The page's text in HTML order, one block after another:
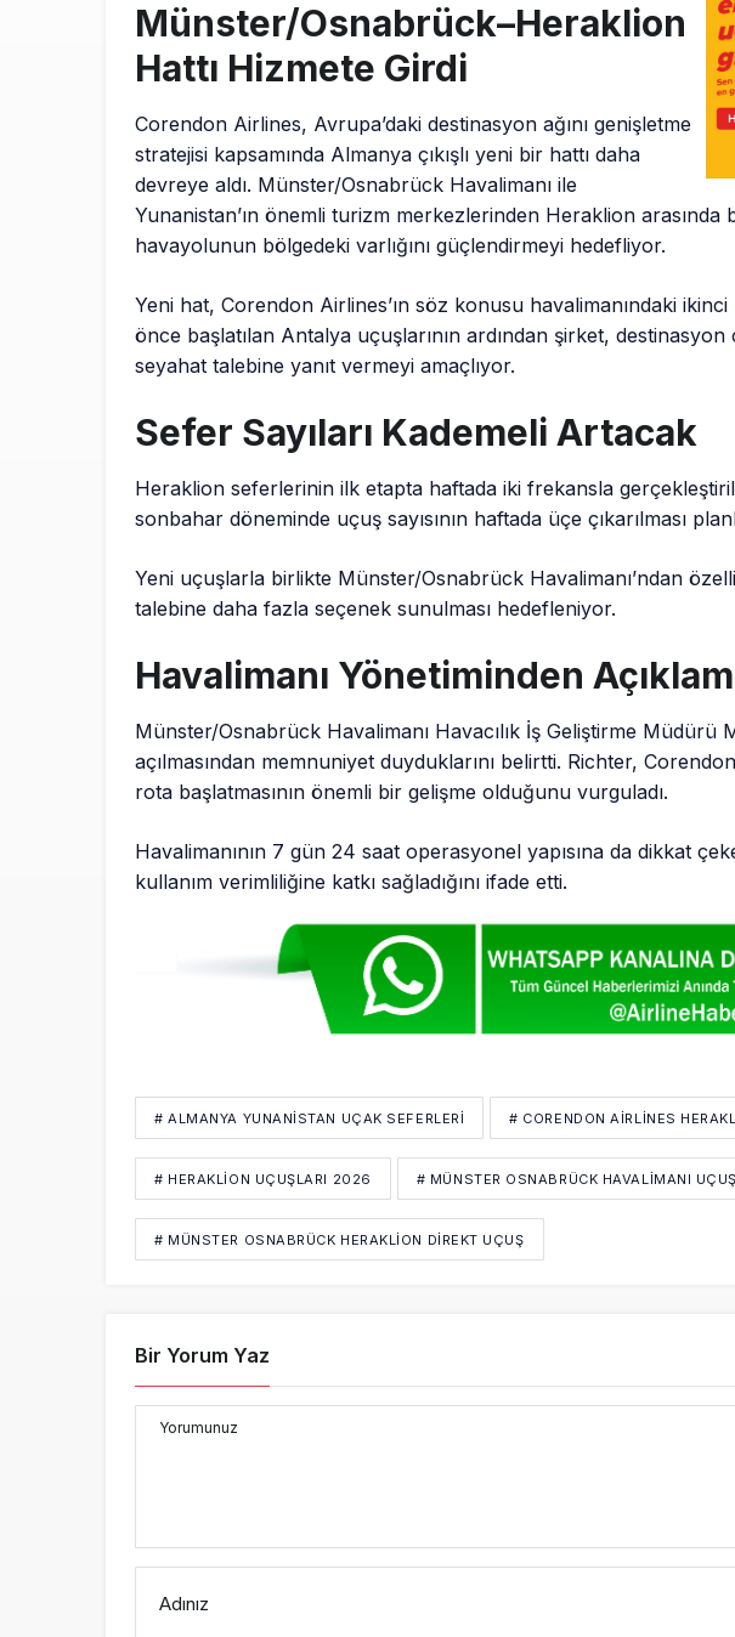
Münster/Osnabrück–Heraklion
Hattı Hizmete Girdi
Corendon Airlines, Avrupa’daki destinasyon ağını genişletme
stratejisi kapsamında Almanya çıkışlı yeni bir hattı daha
devreye aldı. Münster/Osnabrück Havalimanı ile
Yunanistan’ın önemli turizm merkezlerinden Heraklion arasında
havayolunun bölgedeki varlığını güçlendirmeyi hedefliyor.
Yeni hat, Corendon Airlines’ın söz konusu havalimanındaki
önce başlatılan Antalya uçuşlarının ardından şirket, destinasyon
seyahat talebine yanıt vermeyi amaçlıyor.
Sefer Sayıları Kademeli Artacak
Heraklion seferlerinin ilk etapta haftada iki frekansla
sonbahar döneminde uçuş sayısının haftada üçe çıkarılması
Yeni uçuşlarla birlikte Münster/Osnabrück Havalimanı’ndan
talebine daha fazla seçenek sunulması hedefleniyor.
Havalimanı Yönetiminden
Münster/Osnabrück Havalimanı Havacılık İş Geliştirme Müdürü
açılmasından memnuniyet duyduklarını belirtti. Richter,
rota başlatmasının önemli bir gelişme olduğunu vurguladı.
Havalimanının 7 gün 24 saat operasyonel yapısına da dikkat
kullanım verimliliğine katkı sağladığını ifade etti.
# ALMANYA YUNANISTAN UÇAK SEFERLERI # CORENDON AIRLINES
# HERAKLION UÇUŞLARI 2026 # MÜNSTER OSNABRÜCK HAVALIMANI
# MÜNSTER OSNABRÜCK HERAKLION DIREKT UÇUŞ
Bir Yorum Yaz
Yorumunuz
Adınız